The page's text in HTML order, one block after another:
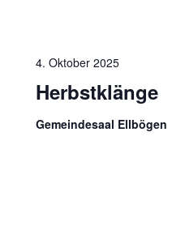
Herbstklänge
4. Oktober 2025
Gemeindesaal Ellbögen